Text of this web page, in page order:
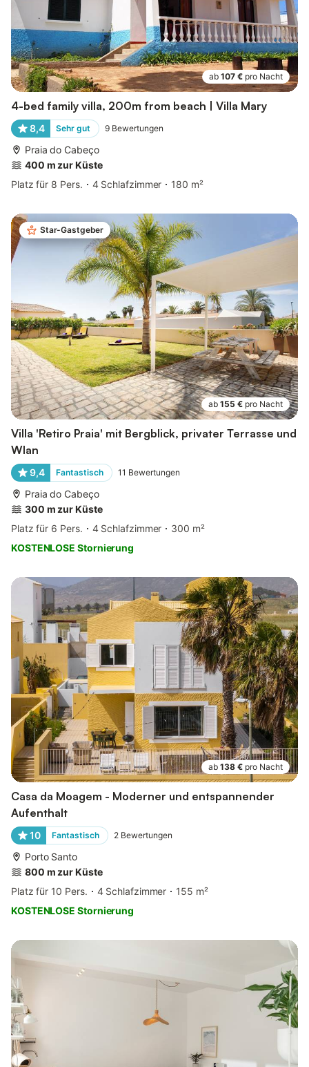
ab 107 € pro Nacht
4-bed family villa, 200m from beach | Villa Mary
8,4 Sehr gut 9 Bewertungen
Praia do Cabeço
400 m zur Küste
Platz für 8 Pers.
4 Schlafzimmer 180 m²
Star-Gastgeber
ab 155 € pro Nacht
Villa 'Retiro Praia' mit Bergblick, privater Terrasse und
Wlan
9,4 Fantastisch 11 Bewertungen
Praia do Cabeço
300 m zur Küste
Platz für 6 Pers.
4 Schlafzimmer
300 m²
KOSTENLOSE Stornierung
ab 138 € pro Nacht
Casa da Moagem - Moderner und entspannender
Aufenthalt
10 Fantastisch 2 Bewertungen
Porto Santo
800 m zur Küste
Platz für 10 Pers.
4 Schlafzimmer
155 m²
KOSTENLOSE Stornierung